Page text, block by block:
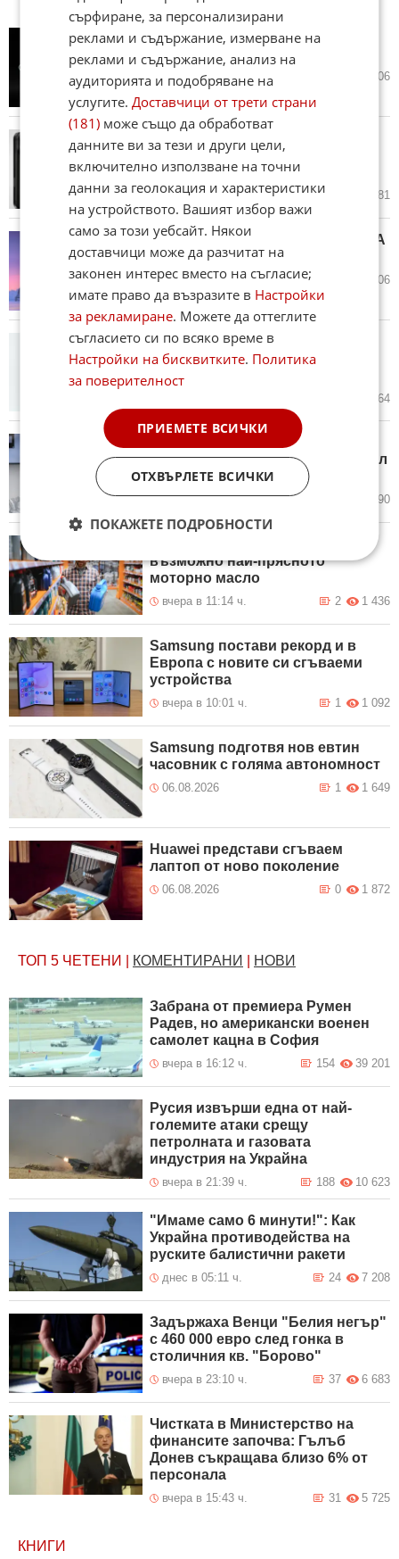
Google се подигра на Apple и
днес в 11:30 ч. 706
наковалнята в преговорите за
iPhone 18
вчера в 16:43 ч. 1 381
Rockstar вдига завесите над GTA
VI (ВИДЕО)
вчера в 13:38 ч. 1 206
Български отговор на
съвременния велосипед
(ВИДЕО)
8 164
16 системи за електрически
превозни средства в един модул
от 75 кг
вчера в 11:42 ч. 1 590
възможно най-прясното
моторно масло
вчера в 11:14 ч. 1 436
2
Samsung постави рекорд и в
Европа с новите си сгъваеми
устройства
вчера в 10:01 ч. 1 092
1
Samsung подготвя нов евтин
часовник с голяма автономност
06.08.2026 1 649
1
Huawei представи сгъваем
лаптоп от ново поколение
06.08.2026 1 872
0
ТОП 5 ЧЕТЕНИ КОМЕНТИРАНИ НОВИ
Забрана от премиера Румен
Радев, но американски военен
самолет кацна в София
вчера в 16:12 ч. 39 201
154
Русия извърши една от най-
големите атаки срещу
петролната и газовата
индустрия на Украйна
вчера в 21:39 ч. 10 623
188
"Имаме само 6 минути!": Как
Украйна противодейства на
руските балистични ракети
днес в 05:11 ч. 7 208
24
Задържаха Венци "Белия негър"
с 460 000 евро след гонка в
столичния кв. "Борово"
вчера в 23:10 ч. 6 683
37
Чистката в Министерство на
финансите започва: Гълъб
Донев съкращава близо 6% от
персонала
вчера в 15:43 ч. 5 725
31
КНИГИ
сърфиране, за персонализирани
реклами и съдържание, измерване на
реклами и съдържание, анализ на
аудиторията и подобряване на
услугите.Доставчици от трети страни
(181) може също да обработват
данните ви за тези и други цели,
включително използване на точни
данни за геолокация и характеристики
на устройството. Вашият избор важи
само за този уебсайт. Някои
доставчици може да разчитат на
законен интерес вместо на съгласие;
имате право да възразите в Настройки
за рекламиране. Можете да оттеглите
съгласието си по всяко време в
Настройки на бисквитките. Политика
за поверителност
ПРИЕМЕТЕ ВСИЧКИ
ОТХВЪРЛЕТЕ ВСИЧКИ
ПОКАЖЕТЕ ПОДРОБНОСТИ